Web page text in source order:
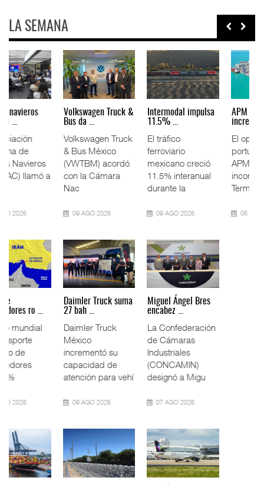
LA SEMANA
Agentes navieros
plantean ...
La Asociación
Mexicana de
Agentes Navieros
(AMANAC) llamó a
09 AGO 2026
Fletes de
contenedores ro ...
El costo mundial
del transporte
marítimo de
contenedores
subió 1%
09 AGO 2026
Volkswagen Truck &
Volkswagen Truck
& Bus México
(VWTBM) acordó
con la Cámara
09 AGO 2026
Daimler Truck suma
27 bah ...
Daimler Truck
incrementó su
capacidad de
atención para vehí
09 AGO 2026
Intermodal impulsa
El tráfico
ferroviario
mexicano creció
11.5% interanual
durante la
09 AGO 2026
Miguel Ángel Bres
encabez ...
La Confederación
de Cámaras
Industriales
(CONCAMIN)
designó a Migu
07 AGO 2026